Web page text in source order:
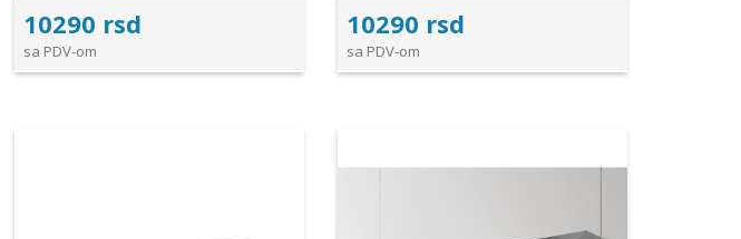
10290 rsd
sa PDV-om
10290 rsd
sa PDV-om